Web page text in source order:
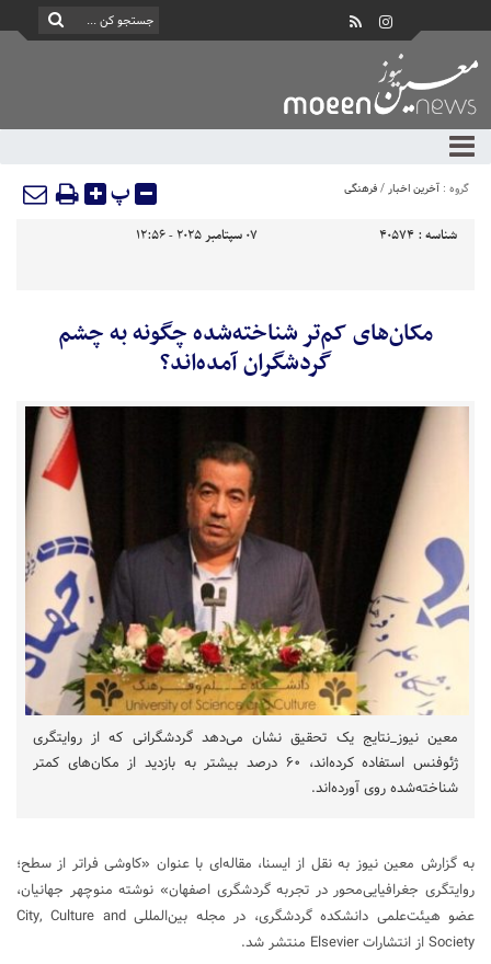
گروه : آخرین اخبار/فرهنگی پ
شناسه : 40574 07 سپتامبر 2025 - 12:56
مکان‌های کم‌تر شناخته‌شده چگونه به چشم
گردشگران آمده‌اند؟
معین نیوز_نتایج یک تحقیق نشان می‌دهد گردشگرانی که از روایتگری
ژئوفنس استفاده کرده‌اند، ۶۰ درصد بیشتر به بازدید از مکان‌های کمتر
شناخته‌شده روی آورده‌اند.
به گزارش معین نیوز به نقل از ایسنا، مقاله‌ای با عنوان «کاوشی فراتر از سطح؛
روایتگری جغرافیایی‌محور در تجربه گردشگری اصفهان» نوشته منوچهر جهانیان،
عضو هیئت‌علمی دانشکده گردشگری، در مجله بین‌المللی City, Culture and
Society از انتشارات Elsevier منتشر شد.